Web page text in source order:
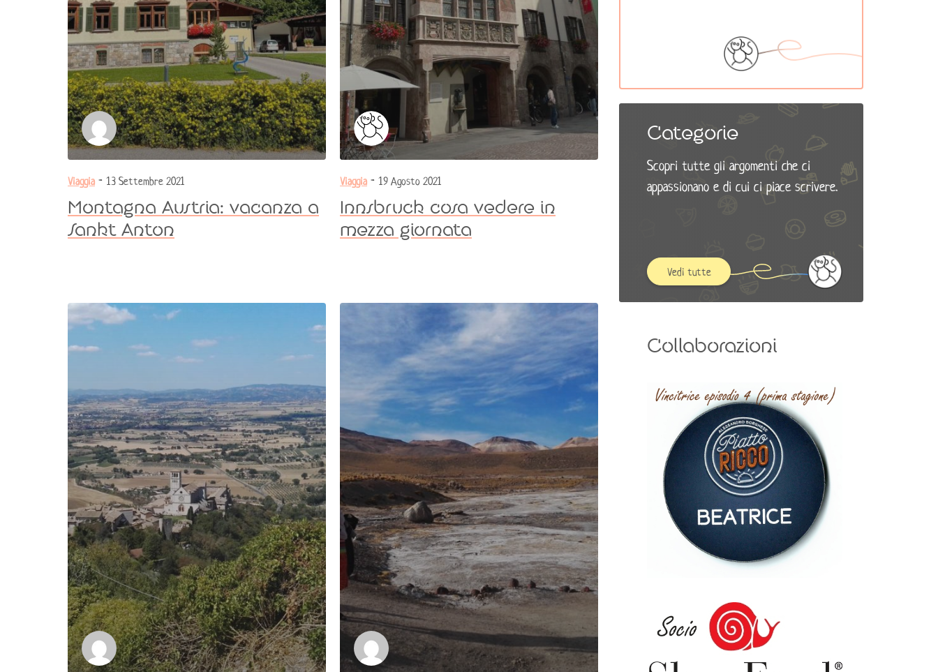
Viaggia - 13 Settembre 2021
Montagna Austria: vacanza a
Sankt Anton
Viaggia - 19 Agosto 2021
Innsbruck cosa vedere in
mezza giornata
Categorie
Scopri tutte gli argomenti che ci
appassionano e di cui ci piace scrivere.
Vedi tutte
Collaborazioni